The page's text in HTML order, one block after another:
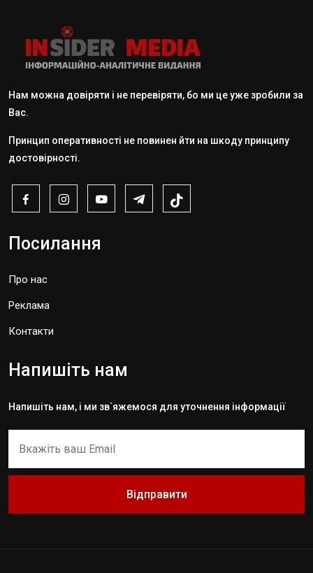
Нам можна довіряти і не перевіряти, бо ми це уже зробили за
Вас.
Принцип оперативності не повинен йти на шкоду принципу
достовірності.
Посилання
Про нас
Реклама
Контакти
Напишіть нам
Напишіть нам, і ми зв`яжемося для уточнення інформації
Відправити